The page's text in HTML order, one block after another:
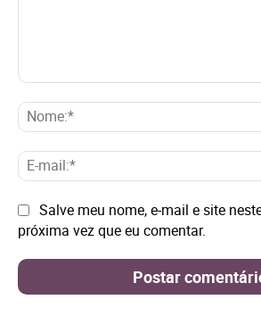
Site: Salve meu nome, e-mail e site
próxima vez que eu comentar.